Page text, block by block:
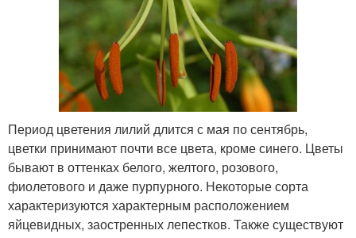
Период цветения лилий длится с мая по сентябрь,
цветки принимают почти все цвета, кроме синего. Цветы
бывают в оттенках белого, желтого, розового,
фиолетового и даже пурпурного. Некоторые сорта
характеризуются характерным расположением
яйцевидных, заостренных лепестков. Также существуют